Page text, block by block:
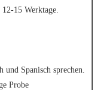
15 Werktage.
Spanisch sprechen.
Probe